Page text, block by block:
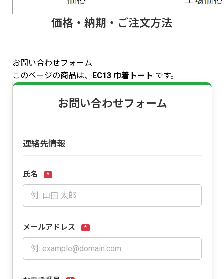
価格・納期・ご注文方法
お問い合わせフォーム
このページの商品は、 EC13 巾着トート です。
お問い合わせフォーム
連絡先情報
氏名 *
メールアドレス *